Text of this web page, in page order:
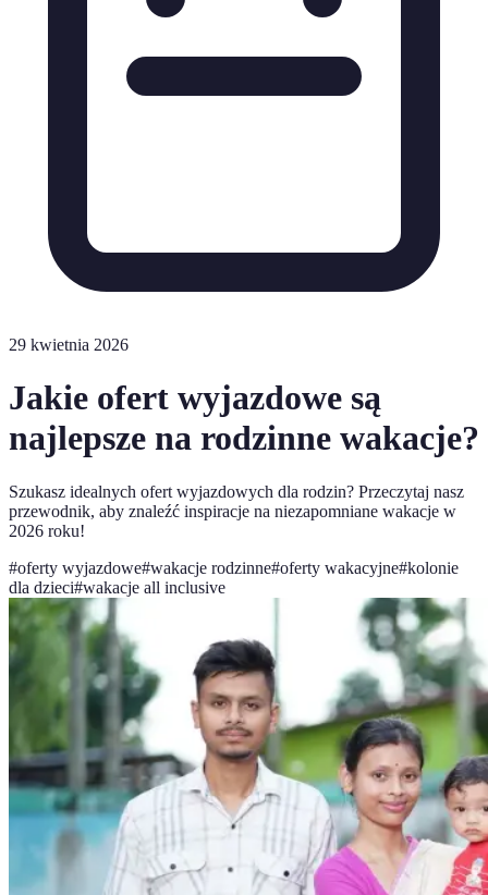
29 kwietnia 2026
Jakie ofert wyjazdowe są
najlepsze na rodzinne wakacje?
Szukasz idealnych ofert wyjazdowych dla rodzin? Przeczytaj nasz
przewodnik, aby znaleźć inspiracje na niezapomniane wakacje w
2026 roku!
#oferty wyjazdowe#wakacje rodzinne#oferty wakacyjne#kolonie
dla dzieci#wakacje all inclusive